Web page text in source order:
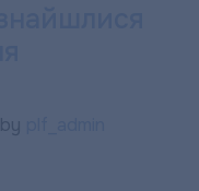
часі
by